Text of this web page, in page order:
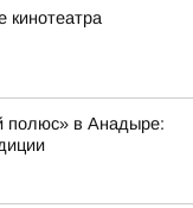
кинотеатра
полюс» в Анадыре: